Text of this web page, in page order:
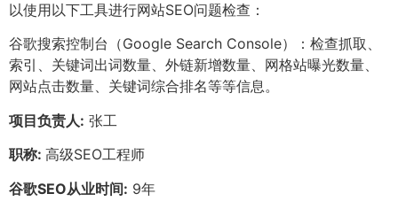
以使用以下工具进行网站SEO问题检查：
谷歌搜索控制台（Google Search Console）：检查抓取、
索引、关键词出词数量、外链新增数量、网格站曝光数量、
网站点击数量、关键词综合排名等等信息。
项目负责人: 张工
职称: 高级SEO工程师
谷歌SEO从业时间: 9年